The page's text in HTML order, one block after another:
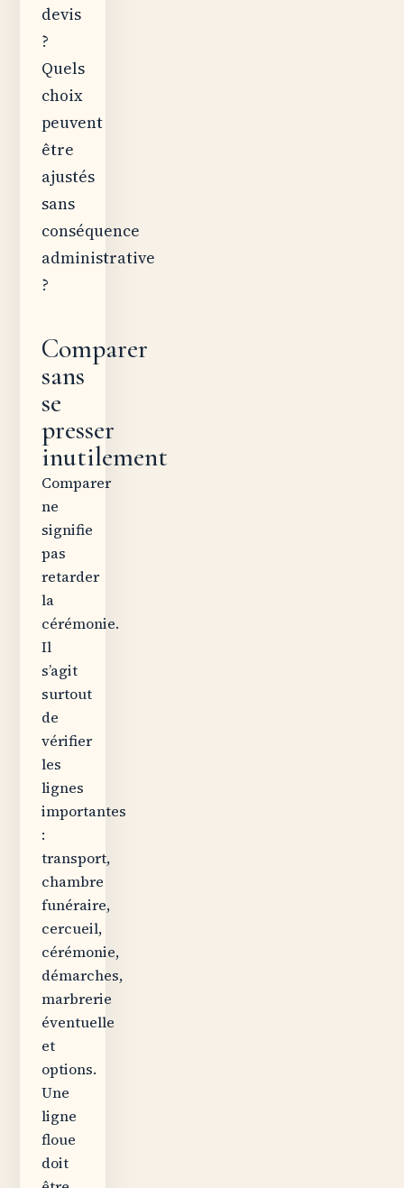
devis
?
Quels
choix
peuvent
être
ajustés
sans
conséquence
administrative
?
Comparer
sans
se
presser
inutilement
Comparer
ne
signifie
pas
retarder
la
cérémonie.
Il
s’agit
surtout
de
vérifier
les
lignes
importantes
:
transport,
chambre
funéraire,
cercueil,
cérémonie,
démarches,
marbrerie
éventuelle
et
options.
Une
ligne
floue
doit